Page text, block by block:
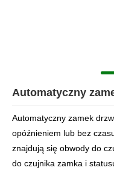
Automatyczny
Automatyczny zamek
opóźnieniem lub bez
znajdują się obwody do
do czujnika zamka i